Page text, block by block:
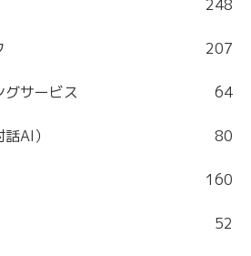
248
207
サービス 64
AI） 80
160
52